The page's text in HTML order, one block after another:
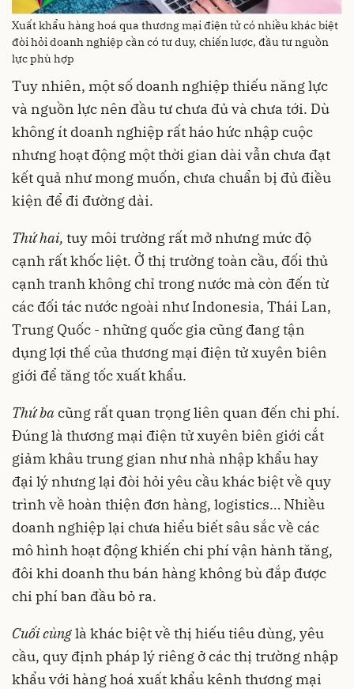
Xuất khẩu hàng hoá qua thương mại điện tử có nhiều khác biệt
đòi hỏi doanh nghiệp cần có tư duy, chiến lược, đầu tư nguồn
lực phù hợp
Tuy nhiên, một số doanh nghiệp thiếu năng lực
và nguồn lực nên đầu tư chưa đủ và chưa tới. Dù
không ít doanh nghiệp rất háo hức nhập cuộc
nhưng hoạt động một thời gian dài vẫn chưa đạt
kết quả như mong muốn, chưa chuẩn bị đủ điều
kiện để đi đường dài.
Thứ hai, tuy môi trường rất mở nhưng mức độ
cạnh rất khốc liệt. Ở thị trường toàn cầu, đối thủ
cạnh tranh không chỉ trong nước mà còn đến từ
các đối tác nước ngoài như Indonesia, Thái Lan,
Trung Quốc - những quốc gia cũng đang tận
dụng lợi thế của thương mại điện tử xuyên biên
giới để tăng tốc xuất khẩu.
Thứ bacũng rất quan trọng liên quan đến chi phí.
Đúng là thương mại điện tử xuyên biên giới cắt
giảm khâu trung gian như nhà nhập khẩu hay
đại lý nhưng lại đòi hỏi yêu cầu khác biệt về quy
trình về hoàn thiện đơn hàng, logistics… Nhiều
doanh nghiệp lại chưa hiểu biết sâu sắc về các
mô hình hoạt động khiến chi phí vận hành tăng,
đôi khi doanh thu bán hàng không bù đắp được
chi phí ban đầu bỏ ra.
Cuốicùnglà khác biệt về thị hiếu tiêu dùng, yêu
cầu, quy định pháp lý riêng ở các thị trường nhập
khẩu với hàng hoá xuất khẩu kênh thương mại